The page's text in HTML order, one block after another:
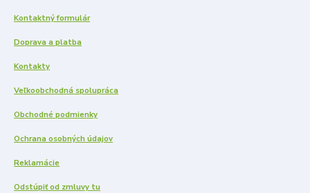
Kontaktný formulár
Doprava a platba
Kontakty
Veľkoobchodná spolupráca
Obchodné podmienky
Ochrana osobných údajov
Reklamácie
Odstúpiť od zmluvy tu